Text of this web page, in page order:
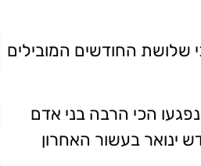
שלושת החודשים המובילים
הכי הרבה בני אדם
ינואר בעשור האחרון